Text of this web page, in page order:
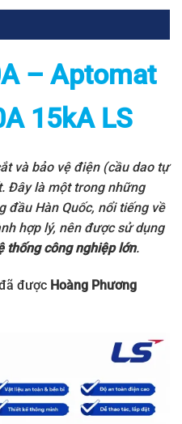
– Aptomat
15kA LS
và bảo vệ điện (cầu dao tự
Đây là một trong những
đầu Hàn Quốc, nổi tiếng về
hợp lý, nên được sử dụng
thống công nghiệp lớn.
được Hoàng Phương